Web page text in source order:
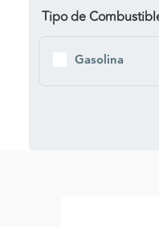
Tipo de
Gasolina